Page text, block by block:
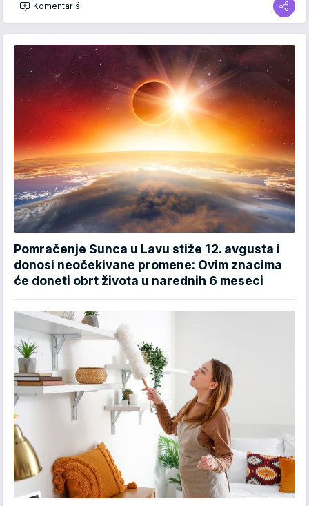
Komentariši
Pomračenje Sunca u Lavu stiže 12. avgusta i
donosi neočekivane promene: Ovim znacima
će doneti obrt života u narednih 6 meseci